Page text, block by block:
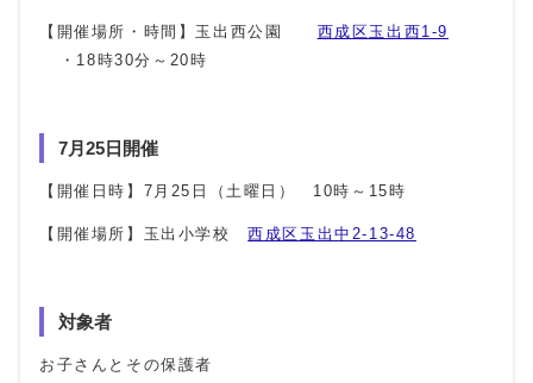
【開催場所・時間】玉出西公園 西成区玉出西1-9
・18時30分～20時
7月25日開催
【開催日時】7月25日（土曜日） 10時～15時
【開催場所】玉出小学校西成区玉出中2-13-48
対象者
お子さんとその保護者